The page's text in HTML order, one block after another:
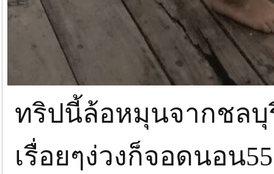
ทริปนี้ล้อหมุนจากชล
เรื่อยๆง่วงก็จอดนอน